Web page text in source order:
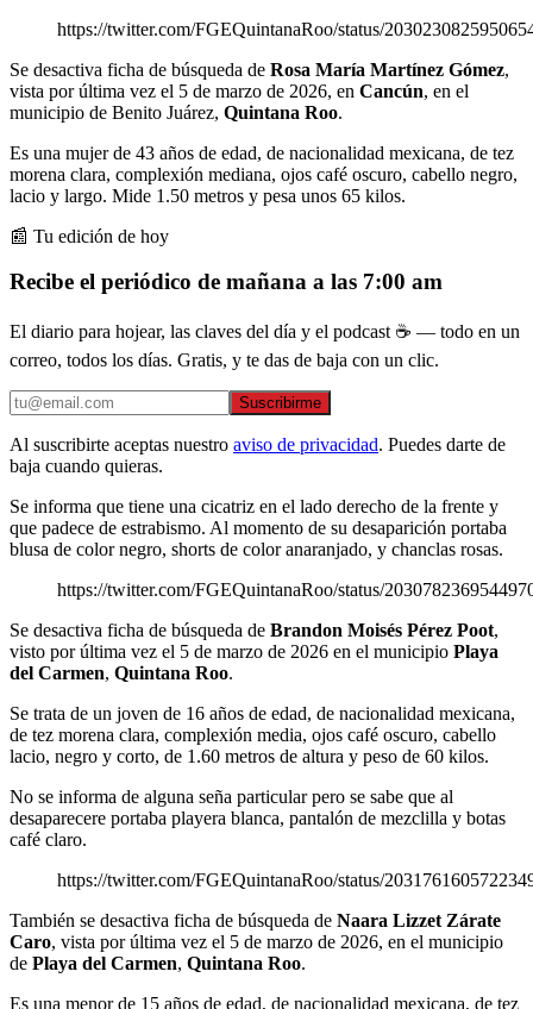
https://twitter.com/FGEQuintanaRoo/status/
Se desactiva ficha de búsqueda de Rosa María Martínez Gómez,
vista por última vez el 5 de marzo de 2026, en Cancún, en el
municipio de Benito Juárez, Quintana Roo.
Es una mujer de 43 años de edad, de nacionalidad mexicana, de tez
morena clara, complexión mediana, ojos café oscuro, cabello negro,
lacio y largo. Mide 1.50 metros y pesa unos 65 kilos.
📰 Tu edición de hoy
Recibe el periódico de mañana a las 7:00 am
El diario para hojear, las claves del día y el podcast ☕ — todo en un
correo, todos los días. Gratis, y te das de baja con un clic.
Suscribirme
Al suscribirte aceptas nuestro aviso de privacidad. Puedes darte de
baja cuando quieras.
Se informa que tiene una cicatriz en el lado derecho de la frente y
que padece de estrabismo. Al momento de su desaparición portaba
blusa de color negro, shorts de color anaranjado, y chanclas rosas.
https://twitter.com/FGEQuintanaRoo/status/
Se desactiva ficha de búsqueda de Brandon Moisés Pérez Poot,
visto por última vez el 5 de marzo de 2026 en el municipio Playa
del Carmen, Quintana Roo.
Se trata de un joven de 16 años de edad, de nacionalidad mexicana,
de tez morena clara, complexión media, ojos café oscuro, cabello
lacio, negro y corto, de 1.60 metros de altura y peso de 60 kilos.
No se informa de alguna seña particular pero se sabe que al
desaparecere portaba playera blanca, pantalón de mezclilla y botas
café claro.
https://twitter.com/FGEQuintanaRoo/status/
También se desactiva ficha de búsqueda de Naara Lizzet Zárate
Caro, vista por última vez el 5 de marzo de 2026, en el municipio
de Playa del Carmen, Quintana Roo.
Es una menor de 15 años de edad, de nacionalidad mexicana, de tez